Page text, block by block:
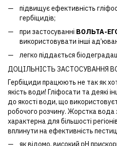
підвищує ефективність
гербіцидів;
при застосуванні ВОЛЬТА-
використовувати інші
легко піддається
ДОЦІЛЬНІСТЬ ЗАСТОСУВАННЯ
Гербіциди працюють не так як
якість води! Гліфосати та деякі
до якості води, що
робочого розчину. Жорстка вода
характерна для більшості
вплинути на ефективність
як відомо, високий pH